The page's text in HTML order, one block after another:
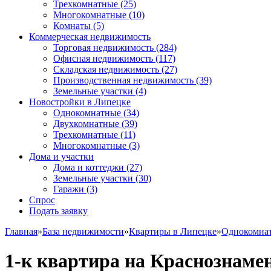
Трехкомнатные (25)
Многокомнатные (10)
Комнаты (5)
Коммерческая недвижимость
Торговая недвижимость (284)
Офисная недвижимость (117)
Складская недвижимость (27)
Производственная недвижимость (39)
Земельные участки (4)
Новостройки в Липецке
Однокомнатные (34)
Двухкомнатные (39)
Трехкомнатные (11)
Многокомнатные (3)
Дома и участки
Дома и коттеджи (27)
Земельные участки (30)
Гаражи (3)
Спрос
Подать заявку
Главная»База недвижимости»Квартиры в Липецке»
1-к квартира на